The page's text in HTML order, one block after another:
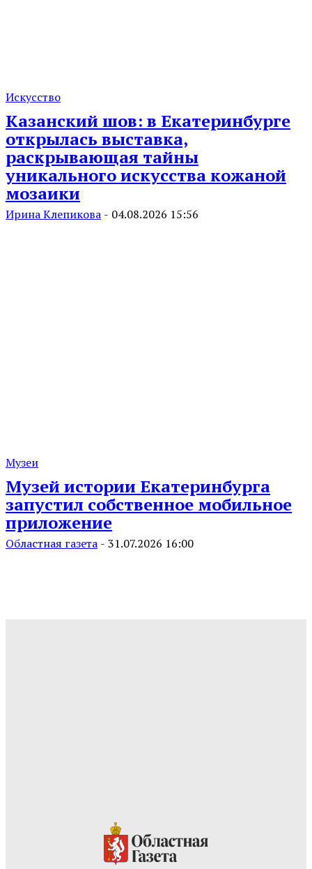
Искусство
Казанский шов: в Екатеринбурге
открылась выставка,
раскрывающая тайны
уникального искусства кожаной
мозаики
Ирина Клепикова - 04.08.2026 15:56
Музеи
Музей истории Екатеринбурга
запустил собственное мобильное
приложение
Областная газета - 31.07.2026 16:00